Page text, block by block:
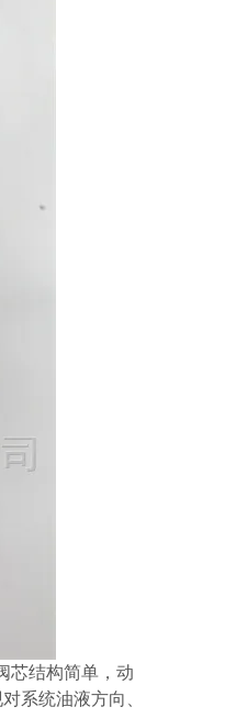
芯结构简单，动
系统油液方向、